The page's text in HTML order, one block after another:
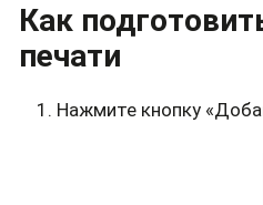
Как
печати
Нажмите кнопку